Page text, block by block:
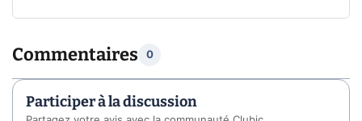
Commentaires 0
Participer à la discussion